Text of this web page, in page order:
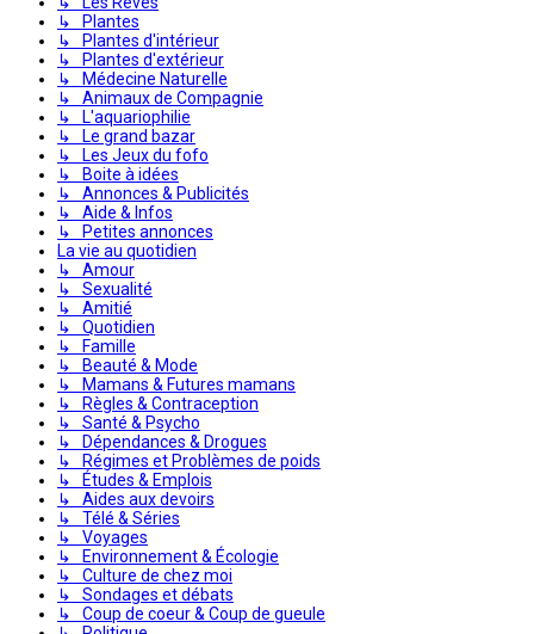
↳ Plantes
↳ Plantes d'intérieur
↳ Plantes d'extérieur
↳ Médecine Naturelle
↳ Animaux de Compagnie
↳ L'aquariophilie
↳ Le grand bazar
↳ Les Jeux du fofo
↳ Boite à idées
↳ Annonces & Publicités
↳ Aide & Infos
↳ Petites annonces
La vie au quotidien
↳ Amour
↳ Sexualité
↳ Amitié
↳ Quotidien
↳ Famille
↳ Beauté & Mode
↳ Mamans & Futures mamans
↳ Règles & Contraception
↳ Santé & Psycho
↳ Dépendances & Drogues
↳ Régimes et Problèmes de poids
↳ Études & Emplois
↳ Aides aux devoirs
↳ Télé & Séries
↳ Voyages
↳ Environnement & Écologie
↳ Culture de chez moi
↳ Sondages et débats
↳ Coup de coeur & Coup de gueule